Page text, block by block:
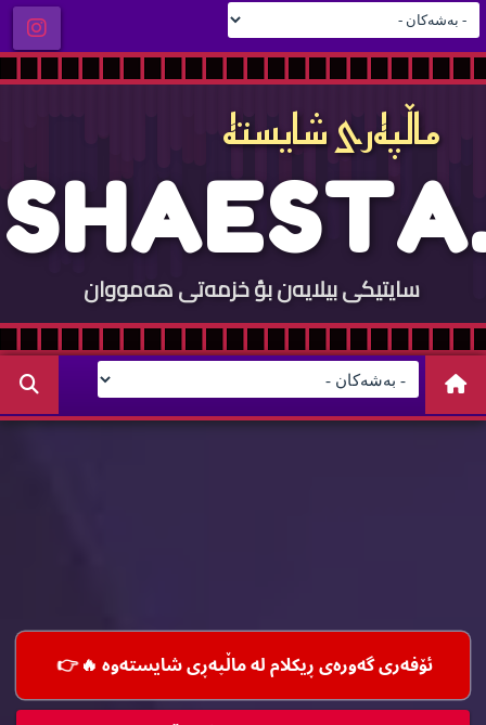
ماڵپه‌ری شایسته‌
SHAESTA.
COM
سایتيكی بيلایه‌ن بؤ خزمه‌تی هه‌مووان
ئۆفه‌ری گه‌وره‌ی ڕیكلام له‌ ماڵپه‌ڕی شایسته‌وه‌ 🔥👉